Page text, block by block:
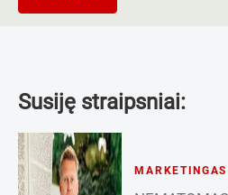
Susiję straipsniai:
MARKETINGAS